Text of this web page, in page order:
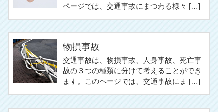
ページでは、交通事故にまつわる様々 […]
物損事故
交通事故は、物損事故、人身事故、死亡事
故の３つの種類に分けて考えることができ
ます。このページでは、交通事故にま […]